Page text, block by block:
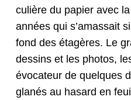
c­ulière du papi­er avec
années qui s’a­mas­sait
fond des étagères. Le
dessins et les pho­tos,
évo­ca­teur de quelques
glanés au hasard en